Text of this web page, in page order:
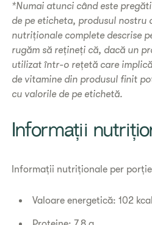
*Numai atunci când este
de pe eticheta, produsul nostru
nutriționale complete descrise
rugăm să rețineți că, dacă un
utilizat într-o rețetă care
de vitamine din produsul finit
cu valorile de pe etichetă.
​Informații
Informații nutriționale per
Valoare energetică: 102 kcal